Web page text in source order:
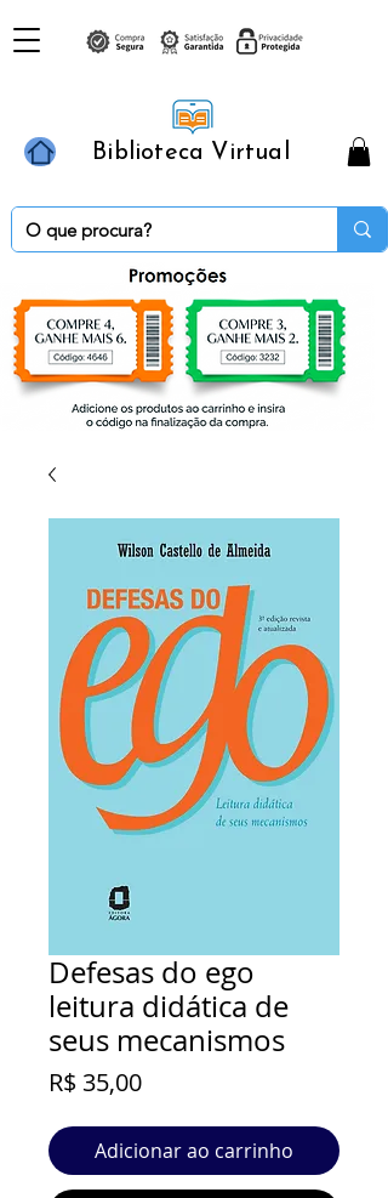
Biblioteca Virtual
Defesas do ego
leitura didática de
seus mecanismos
R$ 35,00Preço
Adicionar ao carrinho